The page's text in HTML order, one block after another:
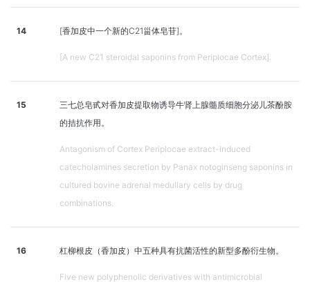
14 [香加皮中一个新的C21甾体皂苷]。
[A new C21 steroidal saponins from Periplocae Cortex].
15
三七总皂甙对香加皮提取物诱导牛肾上腺髓质细胞分泌儿茶酚胺
的拮抗作用。
Antagonism of Cortex Periplocae extract-induced
catecholamines secretion by Panax notoginseng saponins in
cultured bovine adrenal medullary cells by drug
combinations.
16 杠柳根皮（香加皮）中五种具有抗菌活性的新型多酚衍生物。
Five new polyphenolic derivatives with antimicrobial